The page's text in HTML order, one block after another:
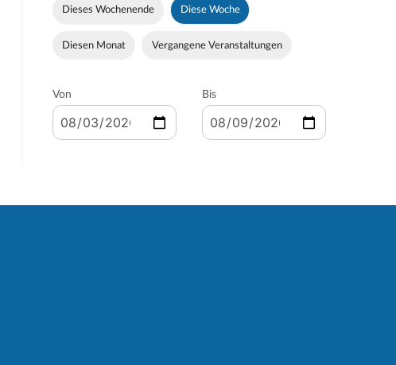
Dieses Wochenende Diese Woche
Diesen Monat Vergangene Veranstaltungen
Von Bis